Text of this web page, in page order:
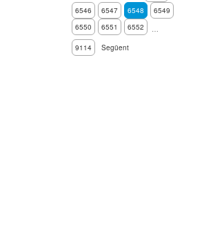
6546
6547 6548
6549
6550
6551 6552
…
9114
Següent